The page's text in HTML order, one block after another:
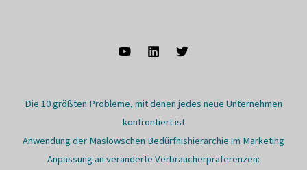
Die 10 größten Probleme, mit denen jedes neue Unternehmen
konfrontiert ist
Anwendung der Maslowschen Bedürfnishierarchie im Marketing
Anpassung an veränderte Verbraucherpräferenzen: